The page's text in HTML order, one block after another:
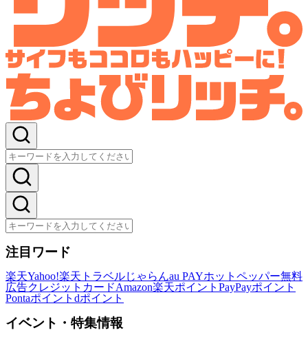
注目ワード
楽天Yahoo!楽天トラベルじゃらんau PAYホットペッパー無料
広告クレジットカードAmazon楽天ポイント PayPayポイント
Pontaポイント dポイント
イベント・特集情報